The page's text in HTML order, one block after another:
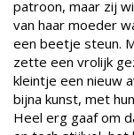
patroon, maar zij
van haar moeder
een beetje steun.
zette een vrolijk
kleintje een nieuw
bijna kunst, met
Heel erg gaaf om